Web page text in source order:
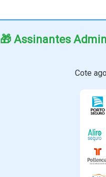
🎁 Assinantes
Cote